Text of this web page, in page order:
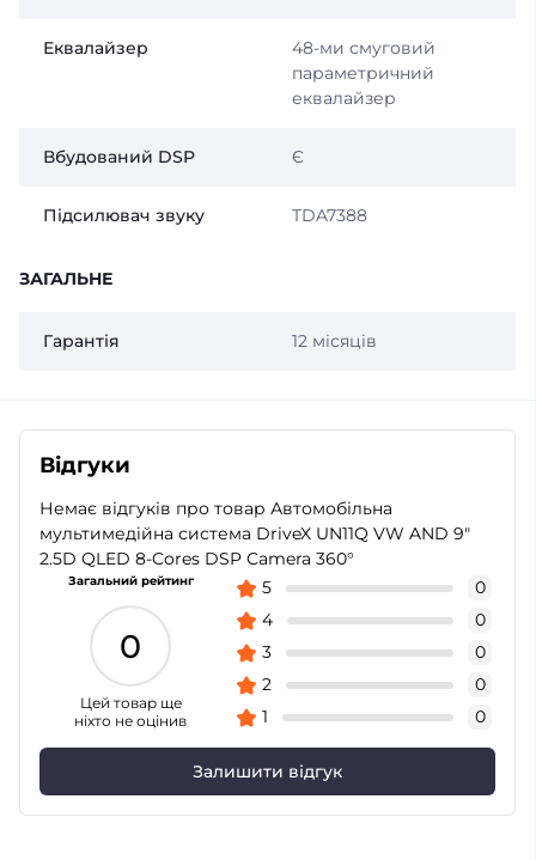
Еквалайзер
48-ми смуговий
параметричний
еквалайзер
Вбудований DSP Є
Підсилювач звуку TDA7388
ЗАГАЛЬНЕ
Гарантія 12 місяців
Відгуки
Немає відгуків про товар Автомобільна
мультимедійна система DriveX UN11Q VW AND 9"
2.5D QLED 8-Cores DSP Camera 360°
Загальний рейтинг
0
Цей товар ще
ніхто не оцінив
5
0
4
0
3
0
2
0
1
0
Залишити відгук